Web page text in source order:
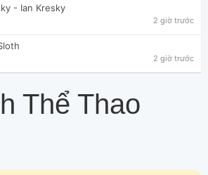
- Ian Kresky
2 giờ trước
2 giờ trước
Thể Thao